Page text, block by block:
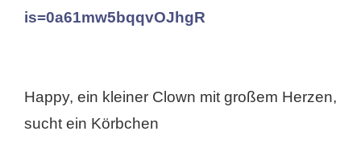
is=0a61mw5bqqvOJhgR
Happy, ein kleiner Clown mit großem Herzen,
sucht ein Körbchen